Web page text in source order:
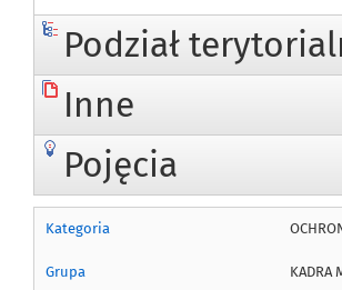
Podział
Inne
Pojęcia
Kategoria
Grupa KADRA